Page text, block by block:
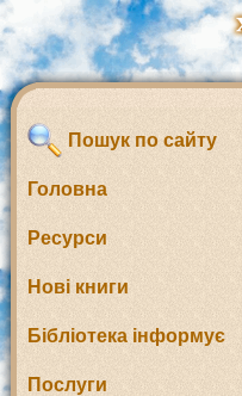
Пошук по сайту
Головна
Ресурси
Нові книги
Бібліотека інформує
Послуги